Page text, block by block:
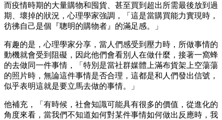
而疫情時期的大量購物和囤貨、甚至買到超出所需最後放到過
期、壞掉的狀況，心理學家強調，「這是當購買能力實現時，
彷彿自己是個『聰明的購物者』的滿足感。」
有趣的是，心理學家分享，當人們感受到壓力時，所做事情的
動機就會受到阻礙，因此他們會看別人在做什麼，接著一窩蜂
的去做同一件事情，「特別是當社群媒體上滿布貨架上空蕩蕩
的照片時，無論這件事情是否合理，這都是和人們發出信號，
似乎表明這就是要立馬去做的事情。」
他補充，「有時候，社會知識可能具有很多的價值，從進化的
角度來看，當我們不知道如何對某件事情如何做出反應時，我